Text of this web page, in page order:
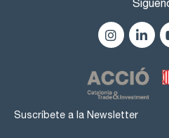
Suscríbete a la Newsletter